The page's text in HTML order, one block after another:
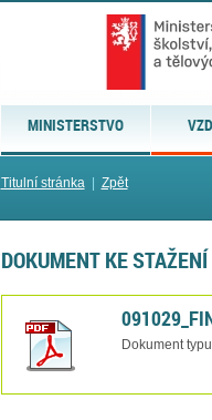
MINISTERSTVO
Titulní stránka| Zpět
DOKUMENT KE STAŽENÍ
Dokument